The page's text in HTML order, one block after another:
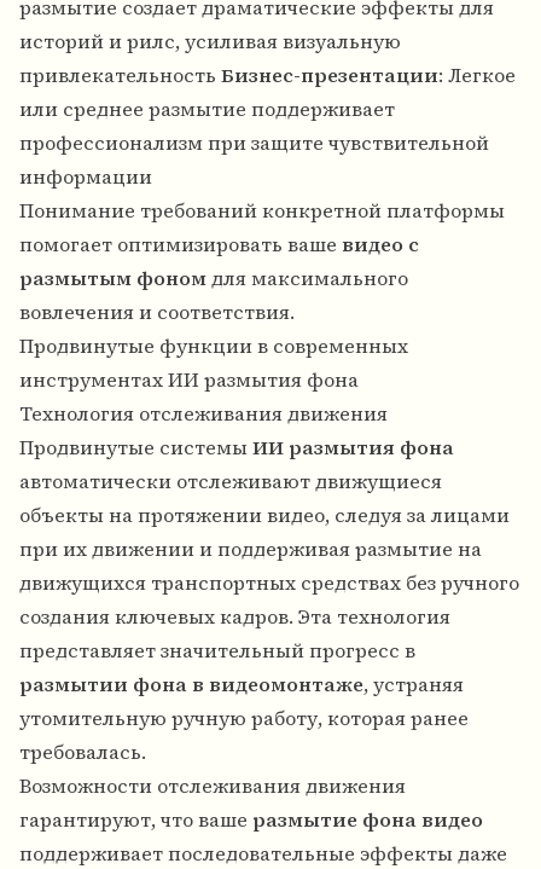
размытие создает драматические эффекты для
историй и рилс, усиливая визуальную
привлекательность Бизнес-презентации: Легкое
или среднее размытие поддерживает
профессионализм при защите чувствительной
информации
Понимание требований конкретной платформы
помогает оптимизировать ваше видео с
размытым фономдля максимального
вовлечения и соответствия.
Продвинутые функции в современных
инструментах ИИ размытия фона
Технология отслеживания движения
Продвинутые системыИИ размытия фона
автоматически отслеживают движущиеся
объекты на протяжении видео, следуя за лицами
при их движении и поддерживая размытие на
движущихся транспортных средствах без ручного
создания ключевых кадров. Эта технология
представляет значительный прогресс в
размытии фона в видеомонтаже, устраняя
утомительную ручную работу, которая ранее
требовалась.
Возможности отслеживания движения
гарантируют, что ваше размытие фона видео
поддерживает последовательные эффекты даже